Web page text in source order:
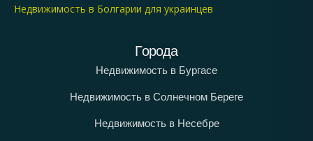
Недвижимость в Болгарии для украинцев
Города
Недвижимость в Бургасе
Недвижимость в Солнечном Береге
Недвижимость в Несебре